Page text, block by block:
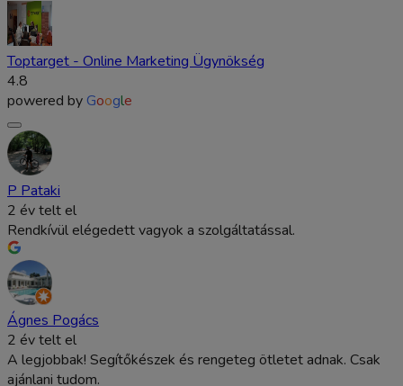
Toptarget - Online Marketing Ügynökség
4.8
powered by Google
P Pataki
2 év telt el
Rendkívül elégedett vagyok a szolgáltatással.
Ágnes Pogács
2 év telt el
A legjobbak! Segítőkészek és rengeteg ötletet adnak. Csak
ajánlani tudom.